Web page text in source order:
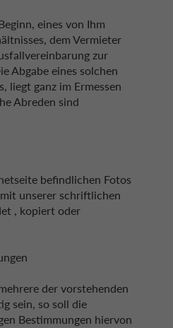
eines von Ihm
dem Vermieter
zur
Abgabe eines solchen
liegt ganz im Ermessen
Abreden sind
befindlichen Fotos
unserer schriftlichen
, kopiert oder
der vorstehenden
sein, so soll die
Bestimmungen hiervon